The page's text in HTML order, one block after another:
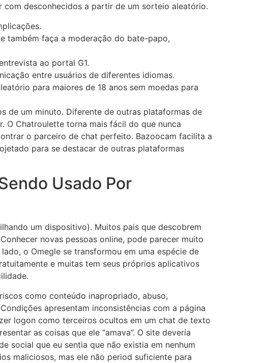
desconhecidos a partir de um sorteio aleatório.
também faça a moderação do bate-papo,
ao portal G1.
entre usuários de diferentes idiomas.
para maiores de 18 anos sem moedas para
de um minuto. Diferente de outras plataformas de
O Chatroulette torna mais fácil do que nunca
o parceiro de chat perfeito. Bazoocam facilita a
para se destacar de outras plataformas
Usado Por
um dispositivo). Muitos pais que descobrem
novas pessoas online, pode parecer muito
o Omegle se transformou em uma espécie de
e muitas tem seus próprios aplicativos
como conteúdo inapropriado, abuso,
apresentam inconsistências com a página
logon como terceiros ocultos em um chat de texto
as coisas que ele “amava”. O site deveria
social que eu sentia que não existia em nenhum
maliciosos, mas ele não period suficiente para